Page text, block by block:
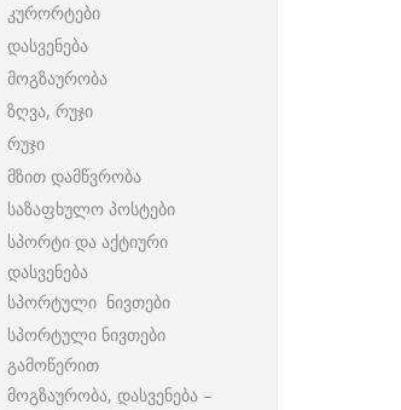
კურორტები
დასვენება
მოგზაურობა
ზღვა, რუჯი
რუჯი
მზით დამწვრობა
საზაფხულო პოსტები
სპორტი და აქტიური
დასვენება
სპორტული ნივთები
სპორტული ნივთები
გამოწერით
მოგზაურობა, დასვენება –